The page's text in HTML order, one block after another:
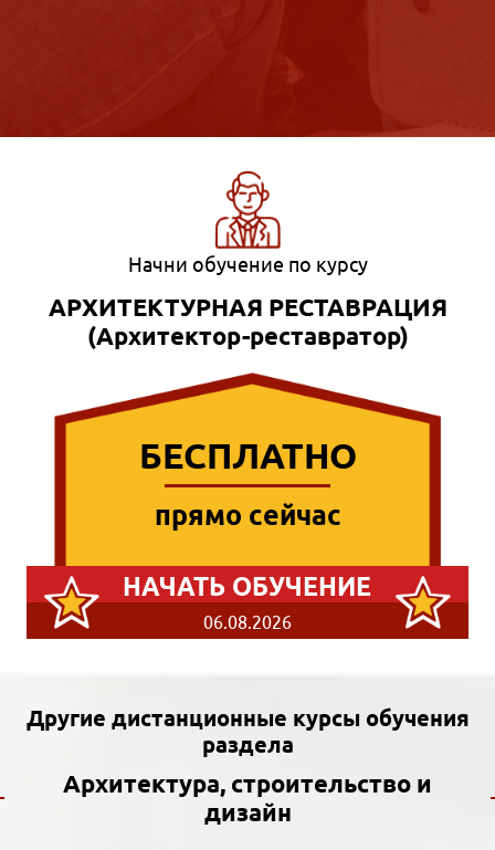
Начни обучение по курсу
АРХИТЕКТУРНАЯ РЕСТАВРАЦИЯ
(Архитектор-реставратор)
БЕСПЛАТНО
прямо сейчас
НАЧАТЬ ОБУЧЕНИЕ
06.08.2026
Другие дистанционные курсы обучения
раздела
Архитектура, строительство и
дизайн